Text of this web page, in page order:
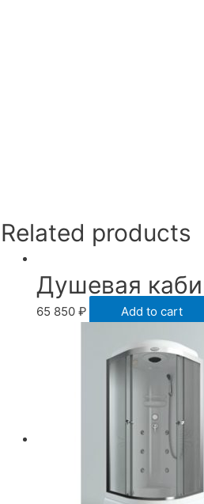
Related products
Душевая
65 850 ₽ Add to cart